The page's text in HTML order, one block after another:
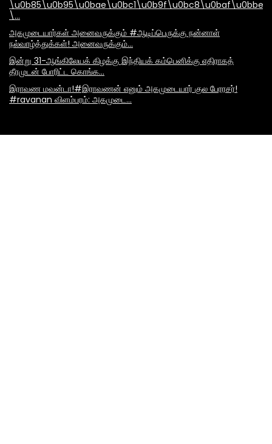
\…
அகமுடையார்கள் அனைவருக்கும் #ஆடிப்பெருக்கு நன்னாள்
நல்வாழ்த்துக்கள்! அனைவருக்கும்…
இன்று 31-ஆங்கிலேயக் கிழக்கு இந்தியக் கம்பெனிக்கு எதிராகத்
தீரமுடன் போரிட்ட கொங்க…
இராவண மவன்டா!#இராவணன் எனும் அகமுடையார் குல பேரரசர்!
#ravanan விளம்பரம்: அகமுடை…